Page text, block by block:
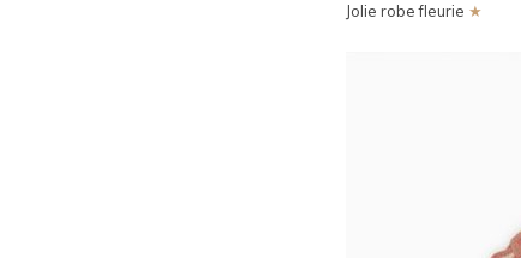
Jolie robe fleurie ★